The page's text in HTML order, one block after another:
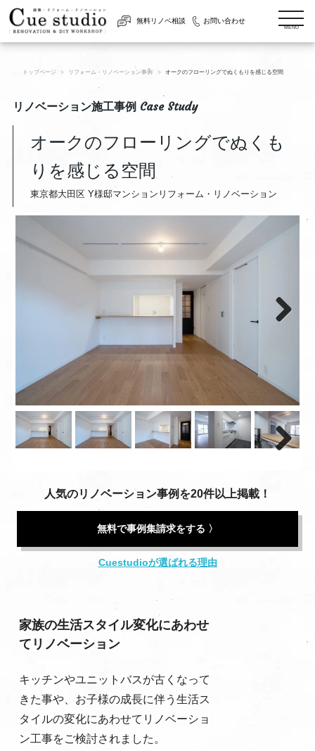
無料リノベ相談 お問い合わせ
MENU
トップページ リフォーム・リノベーション事例 オークのフローリングでぬくもりを感じる空間
リノベーション施工事例 Case Study
オークのフローリングでぬくも
りを感じる空間
東京都大田区 Y様邸マンションリフォーム・リノベーション
人気のリノベーション事例を20件以上掲載！
無料で事例集請求をする 〉
Cuestudioが選ばれる理由
家族の生活スタイル変化にあわせ
てリノベーション
キッチンやユニットバスが古くなって
きた事や、お子様の成長に伴う生活ス
タイルの変化にあわせてリノベーショ
ン工事をご検討されました。